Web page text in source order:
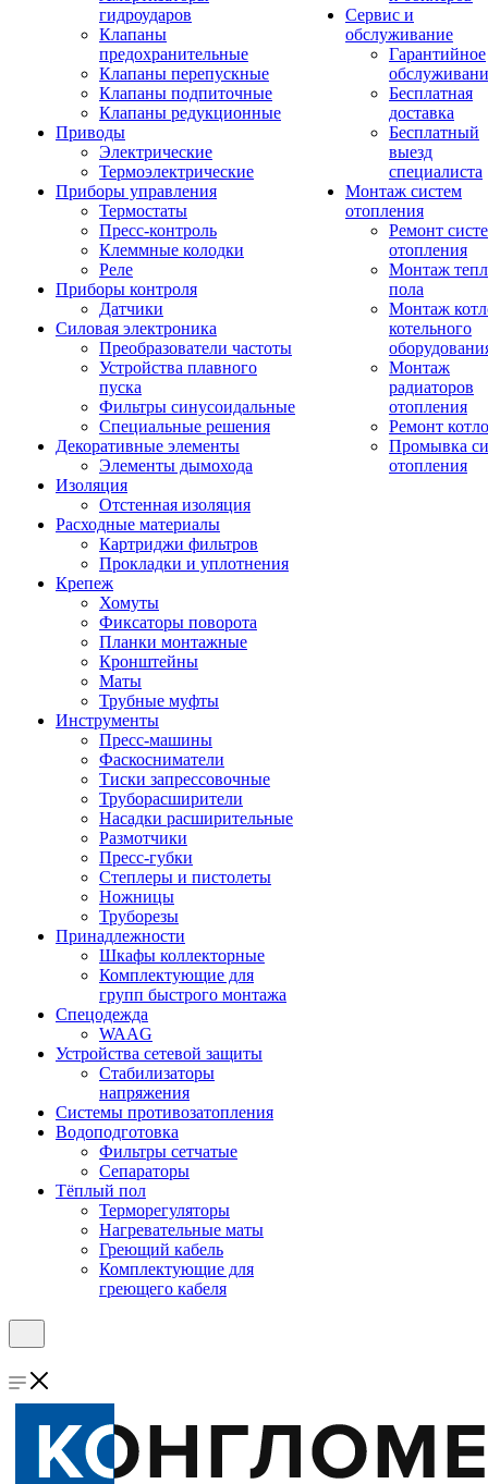
гидроударов
Клапаны
предохранительные
Клапаны перепускные
Клапаны подпиточные
Клапаны редукционные
Приводы
Электрические
Термоэлектрические
Приборы управления
Термостаты
Пресс-контроль
Клеммные колодки
Реле
Приборы контроля
Датчики
Силовая электроника
Преобразователи частоты
Устройства плавного
пуска
Фильтры синусоидальные
Специальные решения
Декоративные элементы
Элементы дымохода
Изоляция
Отстенная изоляция
Расходные материалы
Картриджи фильтров
Прокладки и уплотнения
Крепеж
Хомуты
Фиксаторы поворота
Планки монтажные
Кронштейны
Маты
Трубные муфты
Инструменты
Пресс-машины
Фаскосниматели
Тиски запрессовочные
Труборасширители
Насадки расширительные
Размотчики
Пресс-губки
Степлеры и пистолеты
Ножницы
Труборезы
Принадлежности
Шкафы коллекторные
Комплектующие для
групп быстрого монтажа
Спецодежда
WAAG
Устройства сетевой защиты
Стабилизаторы
напряжения
Системы противозатопления
Водоподготовка
Фильтры сетчатые
Сепараторы
Тёплый пол
Терморегуляторы
Нагревательные маты
Греющий кабель
Комплектующие для
греющего кабеля
Сервис и
обслуживание
Гарантийное
Бесплатная
доставка
Бесплатный
выезд
специалиста
Монтаж систем
отопления
Ремонт
отопления
Монтаж
пола
Монтаж
котельного
Монтаж
радиаторов
отопления
Ремонт
Промывка
отопления